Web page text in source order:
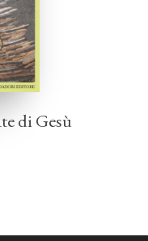
di Gesù